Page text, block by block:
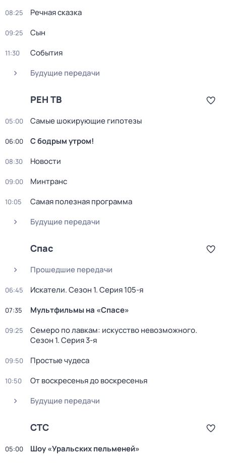
08:25 Речная сказка
09:25 Сын
11:30
События
Будущие передачи
РЕН ТВ
05:00 Самые шoкиpующие гипотезы
06:00 С бодрым утром!
08:30 Новости
09:00 Минтранс
10:05
Самая полезная программа
Будущие передачи
Спас
Прошедшие передачи
06:45 Искатели. Сезон 1. Серия 105-я
07:35 Мультфильмы на «Спасе»
09:25 Семеро по лавкам: искусство невозможного.
Сезон 1. Серия 3-я
09:50 Простые чудеса
10:50
От воскресенья до воскресенья
Будущие передачи
СТС
05:00 Шоy «Уральских пeльменей»